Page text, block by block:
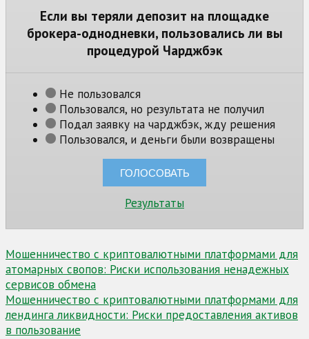
Если вы теряли депозит на площадке
брокера-однодневки, пользовались ли вы
процедурой Чарджбэк
Не пользовался
Пользовался, но результата не получил
Подал заявку на чарджбэк, жду решения
Пользовался, и деньги были возвращены
Результаты
Навигация
по
записям
Мошенничество с криптовалютными платформами для
атомарных свопов: Риски использования ненадежных
сервисов обмена
Мошенничество с криптовалютными платформами для
лендинга ликвидности: Риски предоставления активов
в пользование